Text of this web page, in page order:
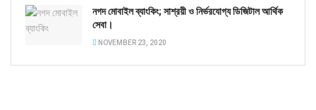
নগদ মোবাইল ব্যাংকিং; সাশ্রয়ী ও নির্ভরযোগ্য ডিজিটাল আর্থিক
সেবা।
NOVEMBER 23, 2020